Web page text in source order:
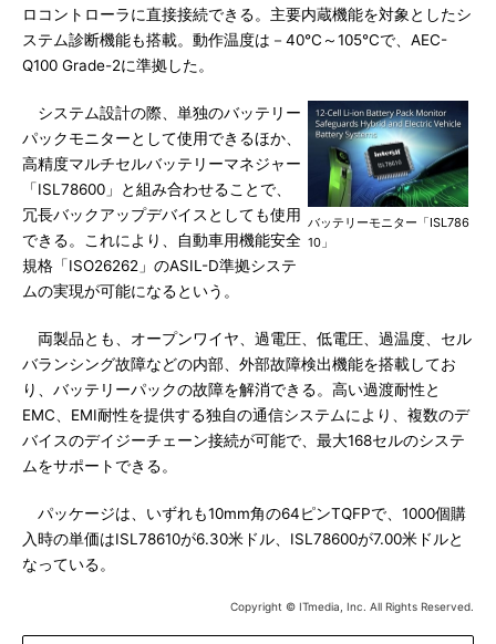
ロコントローラに直接接続できる。主要内蔵機能を対象としたシ
ステム診断機能も搭載。動作温度は－40℃～105℃で、AEC-
Q100 Grade-2に準拠した。
バッテリーモニター「ISL786
10」
システム設計の際、単独のバッテリー
パックモニターとして使用できるほか、
高精度マルチセルバッテリーマネジャー
「ISL78600」と組み合わせることで、
冗長バックアップデバイスとしても使用
できる。これにより、自動車用機能安全
規格「ISO26262」のASIL-D準拠システ
ムの実現が可能になるという。
両製品とも、オープンワイヤ、過電圧、低電圧、過温度、セル
バランシング故障などの内部、外部故障検出機能を搭載してお
り、バッテリーパックの故障を解消できる。高い過渡耐性と
EMC、EMI耐性を提供する独自の通信システムにより、複数のデ
バイスのデイジーチェーン接続が可能で、最大168セルのシステ
ムをサポートできる。
パッケージは、いずれも10mm角の64ピンTQFPで、1000個購
入時の単価はISL78610が6.30米ドル、ISL78600が7.00米ドルと
なっている。
Copyright © ITmedia, Inc. All Rights Reserved.